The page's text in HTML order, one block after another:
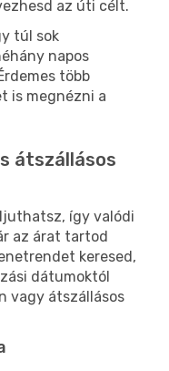
az úti célt.
túl sok
napos
több
is megnézni a
átszállásos
így valódi
az árat tartod
keresed,
dátumoktól
vagy átszállásos